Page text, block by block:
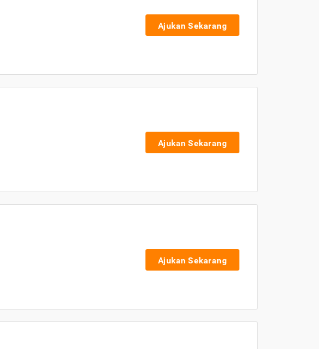
Ajukan Sekarang
Ajukan Sekarang
Ajukan Sekarang